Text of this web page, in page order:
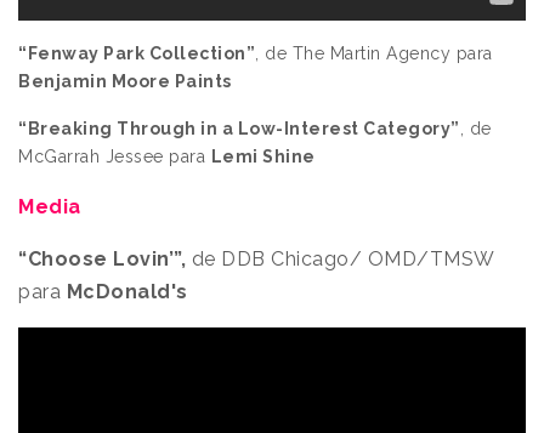
“Fenway Park Collection” , de The Martin Agency para
Benjamin Moore Paints
“Breaking Through in a Low-Interest Category” , de
McGarrah Jessee para Lemi Shine
Media
“Choose Lovin’”, de DDB Chicago/ OMD/TMSW
para McDonald's